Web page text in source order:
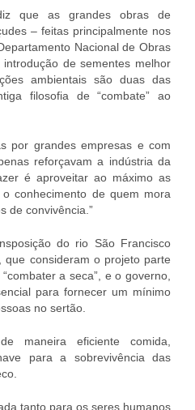
que as grandes obras de
– feitas principalmente nos
Nacional de Obras
de sementes melhor
ambientais são duas das
filosofia de “combate” ao
por grandes empresas e com
reforçavam a indústria da
é aproveitar ao máximo as
conhecimento de quem mora
de convivência.”
do rio São Francisco
que consideram o projeto parte
a seca”, e o governo,
para fornecer um mínimo
no sertão.
maneira eficiente comida,
para a sobrevivência das
tanto para os seres humanos